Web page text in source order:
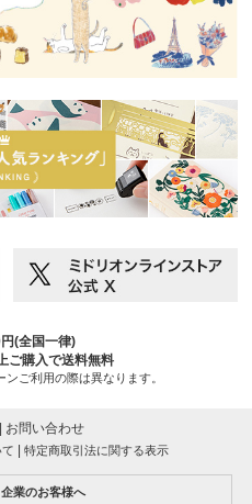
(全国一律)
ご購入で送料無料
ご利用の際は異なります。
| お問い合わせ
| 特定商取引法に関する表示
業のお客様へ